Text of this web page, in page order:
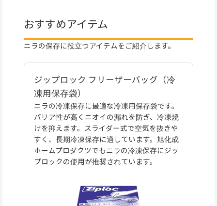
おすすめアイテム
ニラの保存に役立つアイテムをご紹介します。
ジップロック フリーザーバッグ（冷
凍用保存袋）
ニラの冷凍保存に最適な冷凍用保存袋です。
バリア性が高くニオイの漏れを防ぎ、冷凍焼
けを抑えます。スライダー式で空気を抜きや
すく、長期冷凍保存に適しています。旭化成
ホームプロダクツでもニラの冷凍保存にジッ
プロックの使用が推奨されています。